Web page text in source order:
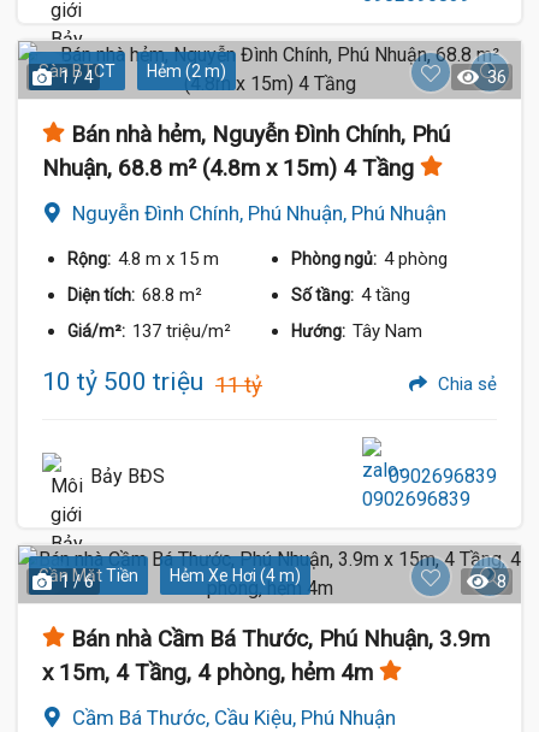
Sàn BTCT Hẻm (2 m)
1 / 4 36
Bán nhà hẻm, Nguyễn Đình Chính, Phú
Nhuận, 68.8 m² (4.8m x 15m) 4 Tầng
Nguyễn Đình Chính, Phú Nhuận, Phú Nhuận
Rộng: 4.8 m x 15 m Phòng ngủ: 4 phòng
Diện tích: 68.8 m² Số tầng: 4 tầng
Giá/m²: 137 triệu/m² Hướng: Tây Nam
10 tỷ 500 triệu 11 tỷ Chia sẻ
Bảy BĐS 0902696839
Gần Mặt Tiền Hẻm Xe Hơi (4 m)
1 / 6 8
Bán nhà Cầm Bá Thước, Phú Nhuận, 3.9m
x 15m, 4 Tầng, 4 phòng, hẻm 4m
Cầm Bá Thước, Cầu Kiệu, Phú Nhuận